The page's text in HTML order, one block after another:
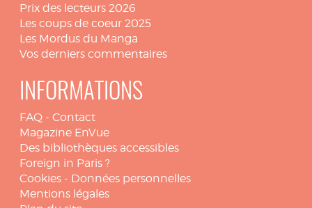
Prix des lecteurs 2026
Les coups de coeur 2025
Les Mordus du Manga
Vos derniers commentaires
INFORMATIONS
FAQ - Contact
Magazine EnVue
Des bibliothèques accessibles
Foreign in Paris ?
Cookies - Données personnelles
Mentions légales